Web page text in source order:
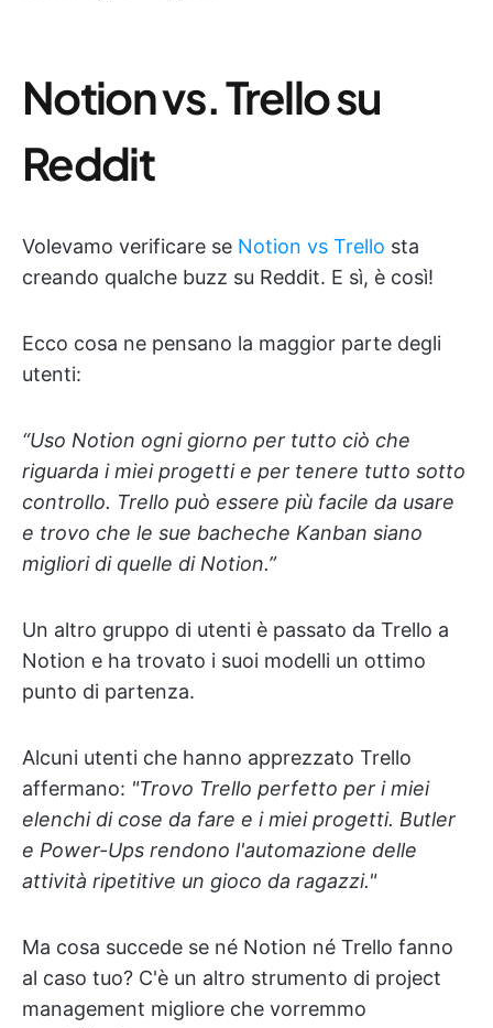
Notion vs. Trello su
Reddit
Volevamo verificare se Notion vs Trello sta
creando qualche buzz su Reddit. E sì, è così!
Ecco cosa ne pensano la maggior parte degli
utenti:
“Uso Notion ogni giorno per tutto ciò che
riguarda i miei progetti e per tenere tutto sotto
controllo. Trello può essere più facile da usare
e trovo che le sue bacheche Kanban siano
migliori di quelle di Notion.”
Un altro gruppo di utenti è passato da Trello a
Notion e ha trovato i suoi modelli un ottimo
punto di partenza.
Alcuni utenti che hanno apprezzato Trello
affermano: "Trovo Trello perfetto per i miei
elenchi di cose da fare e i miei progetti. Butler
e Power-Ups rendono l'automazione delle
attività ripetitive un gioco da ragazzi."
Ma cosa succede se né Notion né Trello fanno
al caso tuo? C'è un altro strumento di project
management migliore che vorremmo